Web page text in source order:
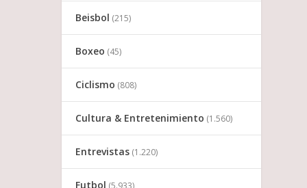
Beisbol (215)
Boxeo (45)
Ciclismo (808)
Cultura & Entretenimiento (1.560)
Entrevistas (1.220)
Futbol (5.933)